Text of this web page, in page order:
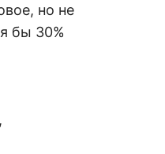
но не
бы 30%